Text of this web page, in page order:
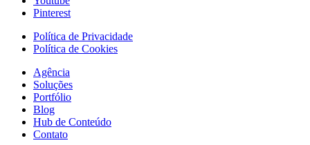
Pinterest
Política de Privacidade
Política de Cookies
Agência
Soluções
Portfólio
Blog
Hub de Conteúdo
Contato